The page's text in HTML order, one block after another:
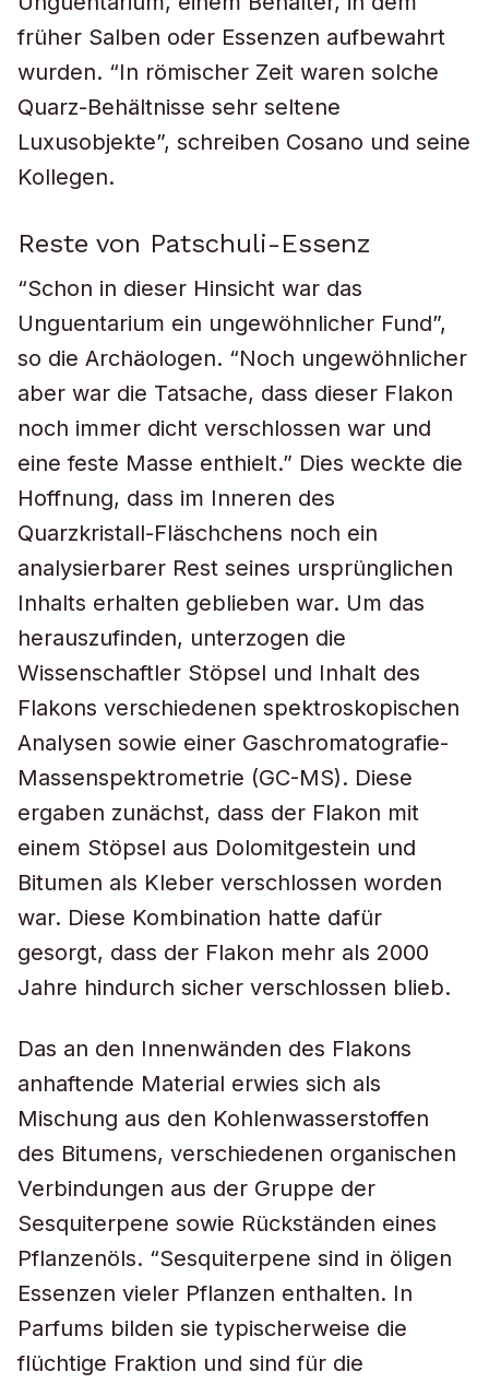
früher Salben oder Essenzen aufbewahrt
wurden. “In römischer Zeit waren solche
Quarz-Behältnisse sehr seltene
Luxusobjekte”, schreiben Cosano und seine
Kollegen.
Reste von Patschuli-Essenz
“Schon in dieser Hinsicht war das
Unguentarium ein ungewöhnlicher Fund”,
so die Archäologen. “Noch ungewöhnlicher
aber war die Tatsache, dass dieser Flakon
noch immer dicht verschlossen war und
eine feste Masse enthielt.” Dies weckte die
Hoffnung, dass im Inneren des
Quarzkristall-Fläschchens noch ein
analysierbarer Rest seines ursprünglichen
Inhalts erhalten geblieben war. Um das
herauszufinden, unterzogen die
Wissenschaftler Stöpsel und Inhalt des
Flakons verschiedenen spektroskopischen
Analysen sowie einer Gaschromatografie-
Massenspektrometrie (GC-MS). Diese
ergaben zunächst, dass der Flakon mit
einem Stöpsel aus Dolomitgestein und
Bitumen als Kleber verschlossen worden
war. Diese Kombination hatte dafür
gesorgt, dass der Flakon mehr als 2000
Jahre hindurch sicher verschlossen blieb.
Das an den Innenwänden des Flakons
anhaftende Material erwies sich als
Mischung aus den Kohlenwasserstoffen
des Bitumens, verschiedenen organischen
Verbindungen aus der Gruppe der
Sesquiterpene sowie Rückständen eines
Pflanzenöls. “Sesquiterpene sind in öligen
Essenzen vieler Pflanzen enthalten. In
Parfums bilden sie typischerweise die
flüchtige Fraktion und sind für die